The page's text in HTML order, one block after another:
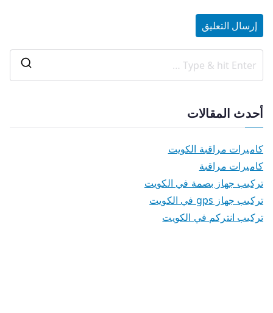
أحدث المقالات
كاميرات مراقبة الكويت
كاميرات مراقبة
تركيب جهاز بصمة في الكويت
تركيب جهاز gps في الكويت
تركيب انتركم في الكويت